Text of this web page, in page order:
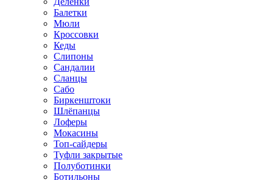
Балетки
Мюли
Кроссовки
Кеды
Слипоны
Сандалии
Сланцы
Сабо
Биркенштоки
Шлёпанцы
Лоферы
Мокасины
Топ-сайдеры
Туфли закрытые
Полуботинки
Ботильоны